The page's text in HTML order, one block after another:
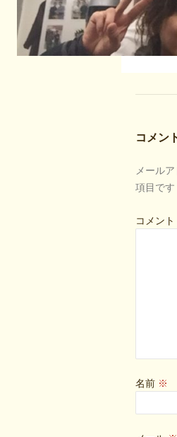
コメン
メール
項目です
コメント
名前 ※